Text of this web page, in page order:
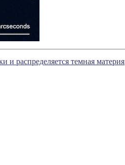
и распределяется темная материя